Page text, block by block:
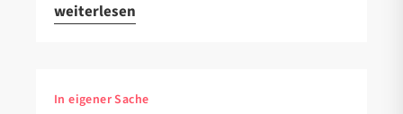
weiterlesen
In eigener Sache